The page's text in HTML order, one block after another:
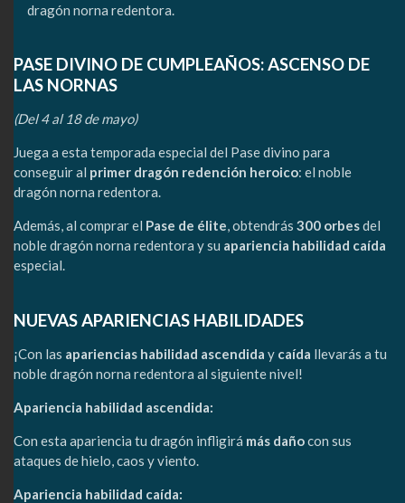
dragón norna redentora.
PASE DIVINO DE CUMPLEAÑOS: ASCENSO DE
LAS NORNAS
(Del 4 al 18 de mayo)
Juega a esta temporada especial del Pase divino para
conseguir al primer dragón redención heroico: el noble
dragón norna redentora.
Además, al comprar el Pase de élite, obtendrás 300 orbesdel
noble dragón norna redentora y su apariencia habilidad caída
especial.
NUEVAS APARIENCIAS HABILIDADES
¡Con las apariencias habilidad ascendida y caída llevarás a tu
noble dragón norna redentora al siguiente nivel!
Apariencia habilidad ascendida:
Con esta apariencia tu dragón infligirá más dañocon sus
ataques de hielo, caos y viento.
Apariencia habilidad caída: